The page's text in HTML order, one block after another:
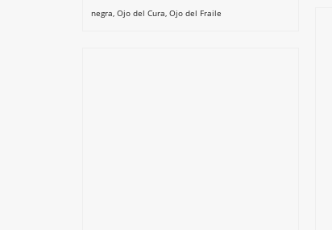
negra, Ojo del Cura, Ojo del Fraile